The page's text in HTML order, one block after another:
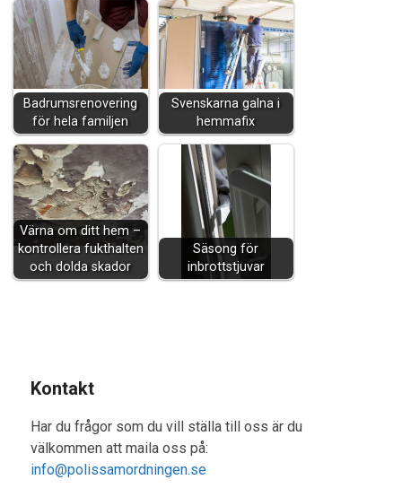
Badrumsrenovering
för hela familjen
Svenskarna galna i
hemmafix
Värna om ditt hem –
kontrollera fukthalten
och dolda skador
Säsong för
inbrottstjuvar
Kontakt
Har du frågor som du vill ställa till oss är du
välkommen att maila oss på:
info@polissamordningen.se